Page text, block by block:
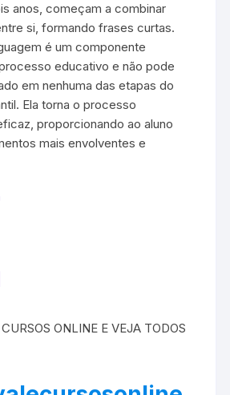
anos, começam a combinar
si, formando frases curtas.
é um componente
educativo e não pode
em nenhuma das etapas do
Ela torna o processo
proporcionando ao aluno
mais envolventes e
ONLINE E VEJA TODOS